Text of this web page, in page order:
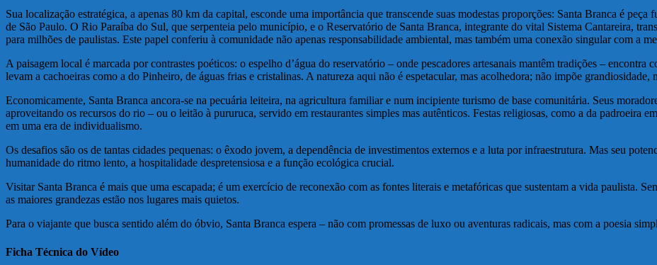
Sua localização estratégica, a apenas 80 km da capital, esconde uma importância que transcende suas modestas proporções: Santa Branca é
de São Paulo. O Rio Paraíba do Sul, que serpenteia pelo município, e o Reservatório de Santa Branca, integrante do vital Sistema Cantareira,
para milhões de paulistas. Este papel conferiu à comunidade não apenas responsabilidade ambiental, mas também uma conexão singular com a
A paisagem local é marcada por contrastes poéticos: o espelho d’água do reservatório – onde pescadores artesanais mantêm tradições –
levam a cachoeiras como a do Pinheiro, de águas frias e cristalinas. A natureza aqui não é espetacular, mas acolhedora; não impõe grandiosidade,
Economicamente, Santa Branca ancora-se na pecuária leiteira, na agricultura familiar e num incipiente turismo de base comunitária. Seus
aproveitando os recursos do rio – ou o leitão à pururuca, servido em restaurantes simples mas autênticos. Festas religiosas, como a da padroeira
em uma era de individualismo.
Os desafios são os de tantas cidades pequenas: o êxodo jovem, a dependência de investimentos externos e a luta por infraestrutura. Mas seu
humanidade do ritmo lento, a hospitalidade despretensiosa e a função ecológica crucial.
Visitar Santa Branca é mais que uma escapada; é um exercício de reconexão com as fontes literais e metafóricas que sustentam a vida paulista.
as maiores grandezas estão nos lugares mais quietos.
Para o viajante que busca sentido além do óbvio, Santa Branca espera – não com promessas de luxo ou aventuras radicais, mas com a poesia
Ficha Técnica do Vídeo